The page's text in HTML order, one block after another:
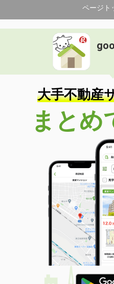
ページト
大手不動産
まとめ